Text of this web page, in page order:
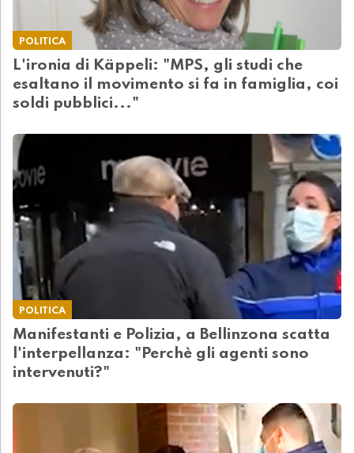
POLITICA
L'ironia di Käppeli: "MPS, gli studi che
esaltano il movimento si fa in famiglia, coi
soldi pubblici..."
POLITICA
Manifestanti e Polizia, a Bellinzona scatta
l'interpellanza: "Perchè gli agenti sono
intervenuti?"